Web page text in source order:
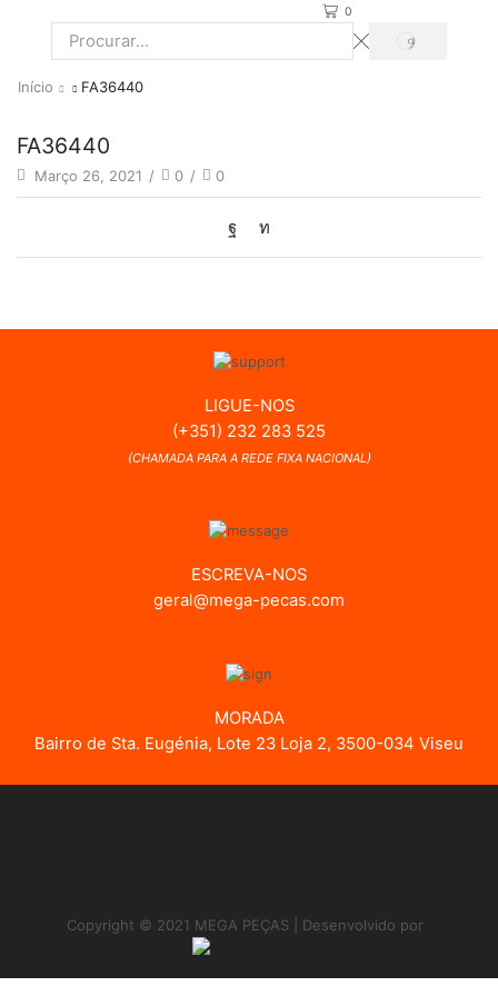
0
Search
PROCURAR
Início FA36440
FA36440
Março 26, 2021 / 0 / 0
LIGUE-NOS
(+351) 232 283 525
(CHAMADA PARA A REDE FIXA NACIONAL)
ESCREVA-NOS
geral@mega-pecas.com
MORADA
Bairro de Sta. Eugénia, Lote 23 Loja 2, 3500-034 Viseu
Copyright © 2021 MEGA PEÇAS | Desenvolvido por